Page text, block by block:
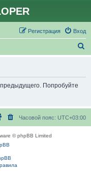
Вход
Регистрация
Попробуйте
Часовой пояс: UTC+03:00
© phpBB Limited